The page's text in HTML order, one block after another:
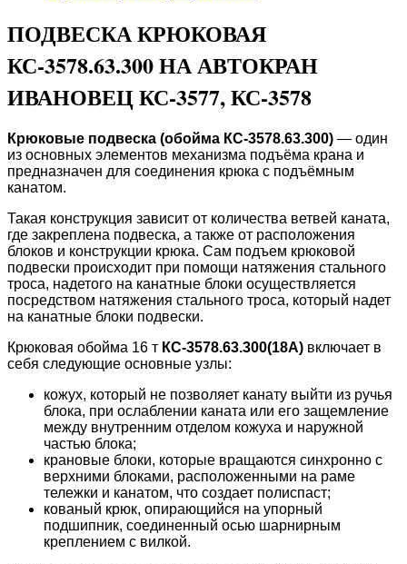
ПОДВЕСКА КРЮКОВАЯ
КС-3578.63.300 НА АВТОКРАН
ИВАНОВЕЦ КС-3577, КС-3578
Крюковые подвеска (обойма КС-3578.63.300) — один
из основных элементов механизма подъёма крана и
предназначен для соединения крюка с подъёмным
канатом.
Такая конструкция зависит от количества ветвей каната,
где закреплена подвеска, а также от расположения
блоков и конструкции крюка. Сам подъем крюковой
подвески происходит при помощи натяжения стального
троса, надетого на канатные блоки осуществляется
посредством натяжения стального троса, который надет
на канатные блоки подвески.
Крюковая обойма 16 т КС-3578.63.300(18А) включает в
себя следующие основные узлы:
кожух, который не позволяет канату выйти из ручья
блока, при ослаблении каната или его защемление
между внутренним отделом кожуха и наружной
частью блока;
крановые блоки, которые вращаются синхронно с
верхними блоками, расположенными на раме
тележки и канатом, что создает полиспаст;
кованый крюк, опирающийся на упорный
подшипник, соединенный осью шарнирным
креплением с вилкой.